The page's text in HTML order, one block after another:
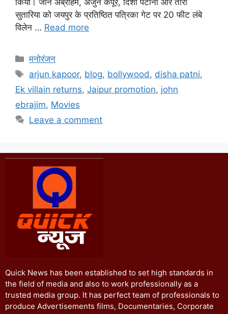
सुतारिया को जयपुर के प्रतिष्ठित पत्रिका गेट पर 20 फीट लंबे
विलेन … Read more
मनोरंजन
arjun kapoor, blog, bollywood , disha patni,
Ek villain returns, Jaipur promotion, john
ebrajim, Movies
Leave a comment
Quick News has been established to set high standards in
the field of media and also to work professionally as a
trusted media group. It has perfect team of professionals to
produce Advertisements films, Documentaries, Corporate